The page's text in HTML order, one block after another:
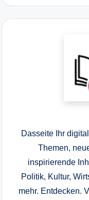
Dasseite Ihr
Themen,
inspirierende
Politik, Kultur,
mehr. Entdecken.